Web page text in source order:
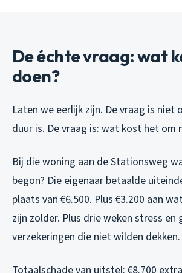
De échte vraag: wat
doen?
Laten we eerlijk zijn. De vraag is niet
duur is. De vraag is: wat kost het om
Bij die woning aan de Stationsweg
begon? Die eigenaar betaalde
plaats van €6.500. Plus €3.200 aan
zijn zolder. Plus drie weken stress en
verzekeringen die niet wilden dekken.